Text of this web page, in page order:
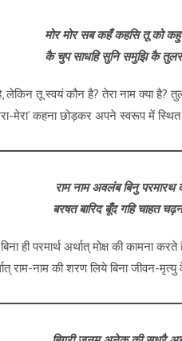
मोर मोर सब कहँ कहसि तू को
कै चुप साधहि सुनि समुझि कै
है, लेकिन तू स्वयं कौन है? तेरा नाम क्या
मेरा’ कहना छोड़कर अपने स्वरूप में स्थित
राम नाम अवलंब बिनु
बरषत बारिद बूँद गहि चाहत
ही परमार्थ अर्थात् मोक्ष की कामना
राम-नाम की शरण लिये बिना जीवन-